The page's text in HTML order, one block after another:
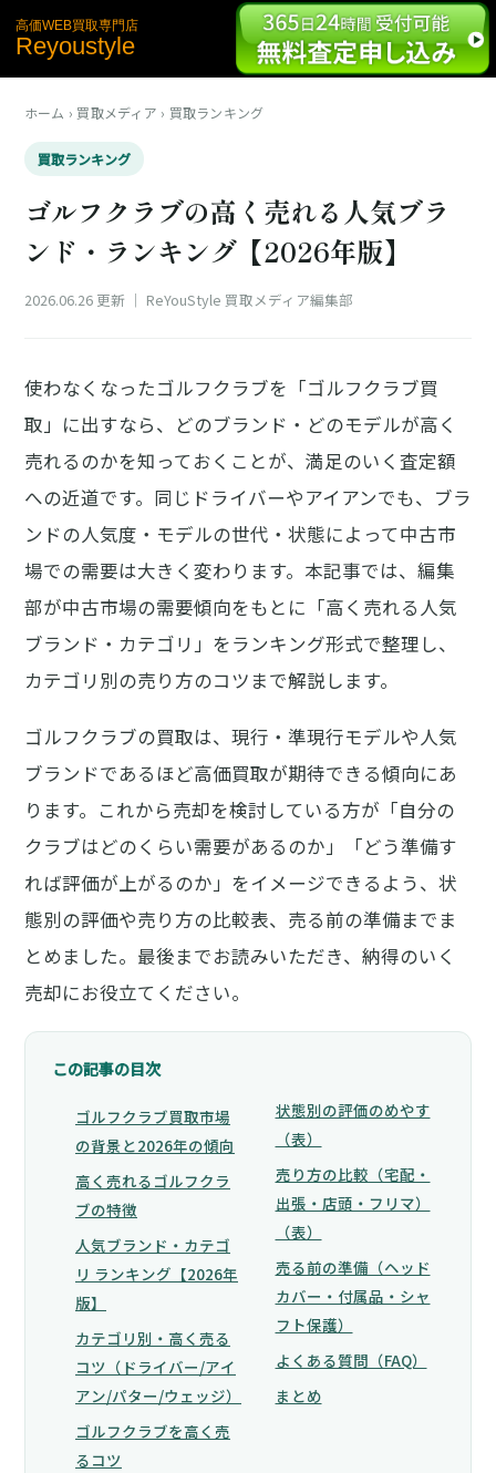
高価WEB買取専門店
Reyoustyle
ホーム › 買取メディア › 買取ランキング
買取ランキング
ゴルフクラブの高く売れる人気ブラ
ンド・ランキング【2026年版】
2026.06.26 更新 ｜ ReYouStyle 買取メディア編集部
使わなくなったゴルフクラブを「ゴルフクラブ買
取」に出すなら、どのブランド・どのモデルが高く
売れるのかを知っておくことが、満足のいく査定額
への近道です。同じドライバーやアイアンでも、ブラ
ンドの人気度・モデルの世代・状態によって中古市
場での需要は大きく変わります。本記事では、編集
部が中古市場の需要傾向をもとに「高く売れる人気
ブランド・カテゴリ」をランキング形式で整理し、
カテゴリ別の売り方のコツまで解説します。
ゴルフクラブの買取は、現行・準現行モデルや人気
ブランドであるほど高価買取が期待できる傾向にあ
ります。これから売却を検討している方が「自分の
クラブはどのくらい需要があるのか」「どう準備す
れば評価が上がるのか」をイメージできるよう、状
態別の評価や売り方の比較表、売る前の準備までま
とめました。最後までお読みいただき、納得のいく
売却にお役立てください。
この記事の目次
ゴルフクラブ買取市場
の背景と2026年の傾向
高く売れるゴルフクラ
ブの特徴
人気ブランド・カテゴ
リ ランキング【2026年
版】
カテゴリ別・高く売る
コツ（ドライバー/アイ
アン/パター/ウェッジ）
ゴルフクラブを高く売
るコツ
状態別の評価のめやす
（表）
売り方の比較（宅配・
出張・店頭・フリマ）
（表）
売る前の準備（ヘッド
カバー・付属品・シャ
フト保護）
よくある質問（FAQ）
まとめ